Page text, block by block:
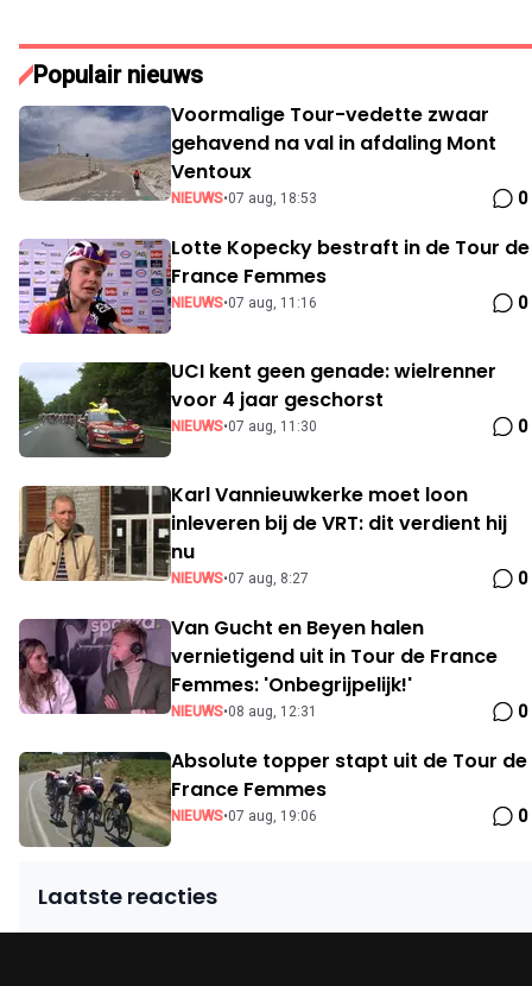
Populair nieuws
Voormalige Tour-vedette zwaar
gehavend na val in afdaling Mont
Ventoux
NIEUWS•07 aug, 18:53 0
Lotte Kopecky bestraft in de Tour de
France Femmes
NIEUWS•07 aug, 11:16 0
UCI kent geen genade: wielrenner
voor 4 jaar geschorst
NIEUWS•07 aug, 11:30 0
Karl Vannieuwkerke moet loon
inleveren bij de VRT: dit verdient hij
nu
NIEUWS•07 aug, 8:27 0
Van Gucht en Beyen halen
vernietigend uit in Tour de France
Femmes: 'Onbegrijpelijk!'
NIEUWS•08 aug, 12:31 0
Absolute topper stapt uit de Tour de
France Femmes
NIEUWS•07 aug, 19:06 0
Laatste reacties